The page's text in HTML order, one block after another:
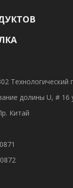
Технологический
долины U, # 16
Китай